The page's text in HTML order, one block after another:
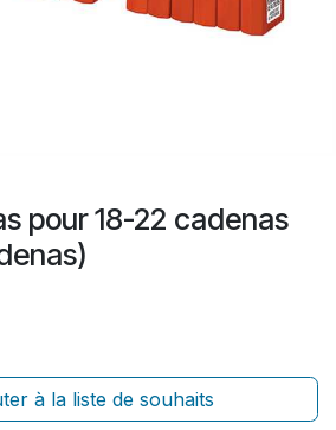
pour 18-22 cadenas
à la liste de souhaits